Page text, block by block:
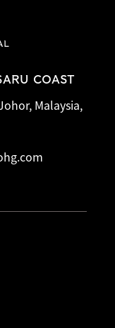
COAST
Malaysia,